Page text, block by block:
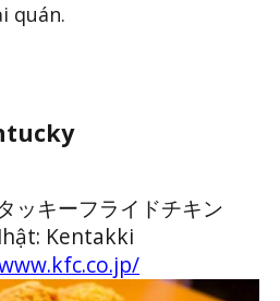
quán.
ッキーフライドチキン
Kentakki